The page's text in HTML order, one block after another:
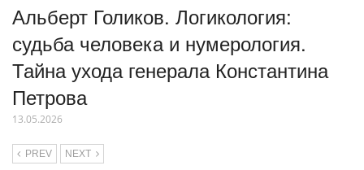
Альберт Голиков. Логикология:
судьба человека и нумерология.
Тайна ухода генерала Константина
Петрова
13.05.2026
PREV NEXT